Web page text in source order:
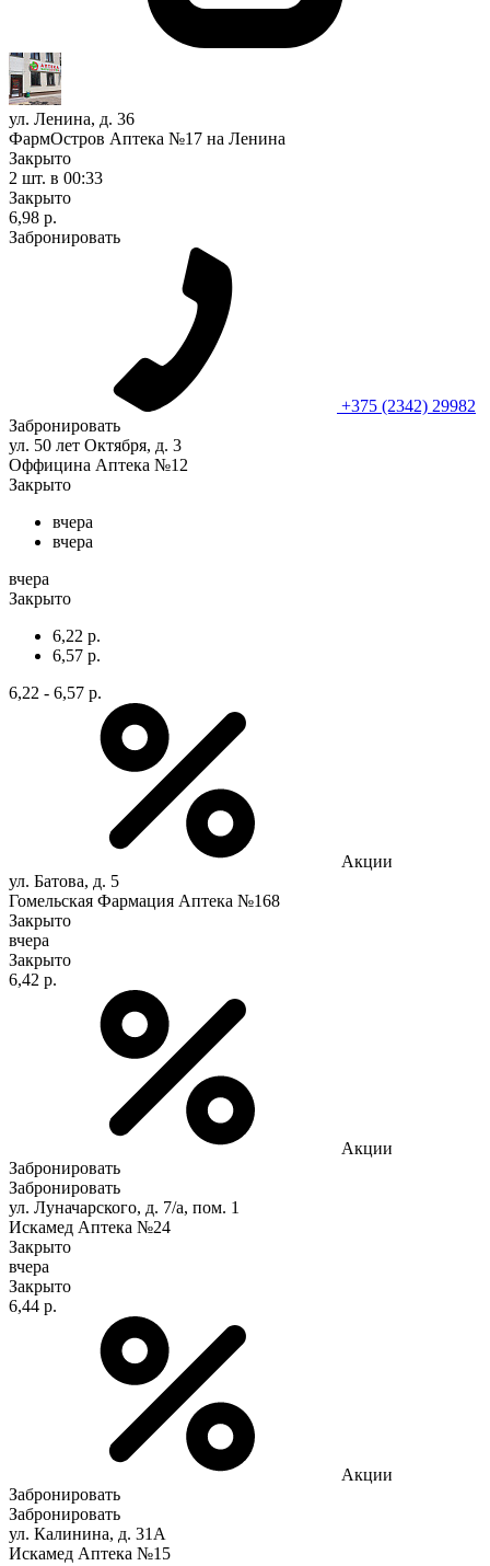
ул. Ленина, д. 36
ФармОстров Аптека №17 на Ленина
Закрыто
2 шт. в 00:33
Закрыто
6,98 р.
Забронировать
+375 (2342) 29982
Забронировать
ул. 50 лет Октября, д. 3
Оффицина Аптека №12
Закрыто
вчера
вчера
вчера
Закрыто
6,22 р.
6,57 р.
6,22 - 6,57 р.
Акции
ул. Батова, д. 5
Гомельская Фармация Аптека №168
Закрыто
вчера
Закрыто
6,42 р.
Акции
Забронировать
Забронировать
ул. Луначарского, д. 7/а, пом. 1
Искамед Аптека №24
Закрыто
вчера
Закрыто
6,44 р.
Акции
Забронировать
Забронировать
ул. Калинина, д. 31А
Искамед Аптека №15